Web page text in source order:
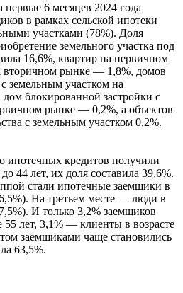
6 месяцев 2024 года
в рамках сельской ипотеки
участками (78%). Доля
земельного участка под
16,6%, квартир на первичном
рынке — 1,8%, домов
земельным участком на
блокированной застройки с
рынке — 0,2%, а объектов
с земельным участком 0,2%.
ипотечных кредитов получили
44 лет, их доля составила 39,6%.
стали ипотечные заемщики в
На третьем месте — люди в
И только 3,2% заемщиков
55 лет, 3,1% — клиенты в возрасте
заемщиками чаще становились
63,5%.